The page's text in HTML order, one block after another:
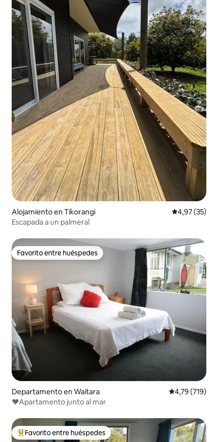
Alojamiento en Tikorangi Calificación
4,97 (35)
Escapada a un palmeral
Favorito entre huéspedes
Favorito entre huéspedes
Departamento en Waitara Calificación
4,79 (719)
❤️Apartamento junto al mar
Favorito entre los huéspedes más destacados
Favorito entre huéspedes